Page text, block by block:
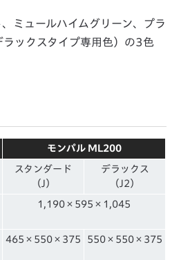
ミュールハイムグリーン、プラ
ックスタイプ専用色）の3色
モンパル ML200
スタンダード
（J）
デラックス
（J2）
1,190×595×1,045
465×550×375 550×550×375